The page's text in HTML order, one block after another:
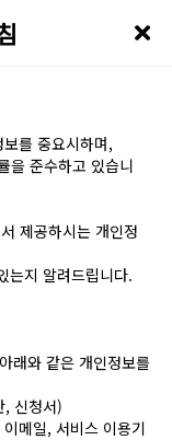
를 중요시하며,
을 준수하고 있습니
제공하시는 개인정
는지 알려드립니다.
래와 같은 개인정보를
, 신청서)
메일, 서비스 이용기